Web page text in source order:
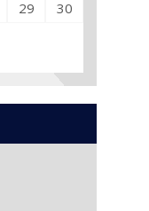
29
30